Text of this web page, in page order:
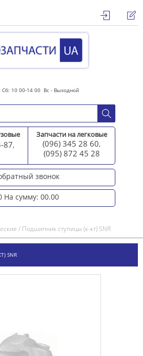
10 00-14 00 Вс - Выходной
87,
Запчасти на легковые
(096) 345 28 60,
(095) 872 45 28
звонок
На сумму: 00.00
/ Подшипник ступицы (к-кт) SNR
SNR